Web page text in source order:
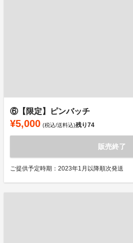
⑥【限定】ピンバッチ
¥5,000 (税込/送料込)残り74
販売終了
ご提供予定時期：2023年1月以降順次発送